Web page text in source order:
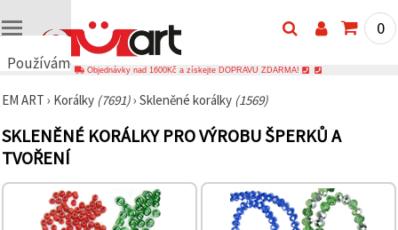
Používáme
🍪
cookies a
podobné
technologie,
fungování
0
Objednávky nad 1600Kč a získejte DOPRAVU ZDARMA!
EM ART › Korálky (7691)› Skleněné korálky (1569)
SKLENĚNÉ KORÁLKY PRO VÝROBU ŠPERKŮ A
TVOŘENÍ